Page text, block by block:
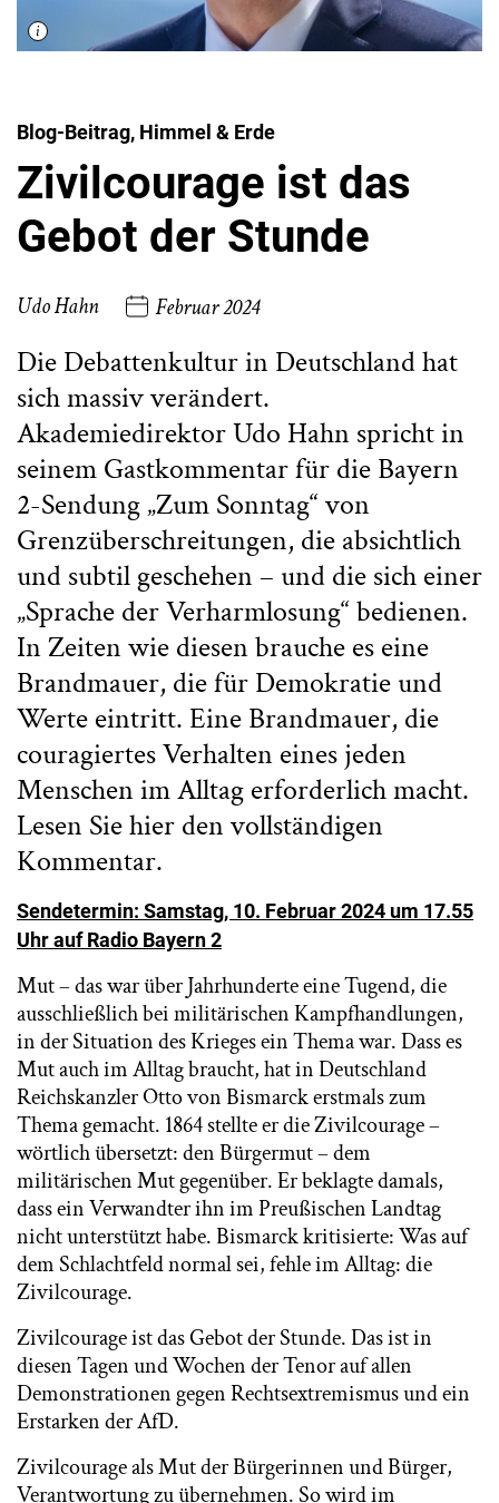
Blog-Beitrag, Himmel & Erde
Zivilcourage ist das
Gebot der Stunde
Udo Hahn Februar 2024
Die Debattenkultur in Deutschland hat
sich massiv verändert.
Akademiedirektor Udo Hahn spricht in
seinem Gastkommentar für die Bayern
2-Sendung „Zum Sonntag“ von
Grenzüberschreitungen, die absichtlich
und subtil geschehen – und die sich einer
„Sprache der Verharmlosung“ bedienen.
In Zeiten wie diesen brauche es eine
Brandmauer, die für Demokratie und
Werte eintritt. Eine Brandmauer, die
couragiertes Verhalten eines jeden
Menschen im Alltag erforderlich macht.
Lesen Sie hier den vollständigen
Kommentar.
Sendetermin: Samstag, 10. Februar 2024 um 17.55
Uhr auf Radio Bayern 2
Mut – das war über Jahrhunderte eine Tugend, die
ausschließlich bei militärischen Kampfhandlungen,
in der Situation des Krieges ein Thema war. Dass es
Mut auch im Alltag braucht, hat in Deutschland
Reichskanzler Otto von Bismarck erstmals zum
Thema gemacht. 1864 stellte er die Zivilcourage –
wörtlich übersetzt: den Bürgermut – dem
militärischen Mut gegenüber. Er beklagte damals,
dass ein Verwandter ihn im Preußischen Landtag
nicht unterstützt habe. Bismarck kritisierte: Was auf
dem Schlachtfeld normal sei, fehle im Alltag: die
Zivilcourage.
Zivilcourage ist das Gebot der Stunde. Das ist in
diesen Tagen und Wochen der Tenor auf allen
Demonstrationen gegen Rechtsextremismus und ein
Erstarken der AfD.
Zivilcourage als Mut der Bürgerinnen und Bürger,
Verantwortung zu übernehmen. So wird im